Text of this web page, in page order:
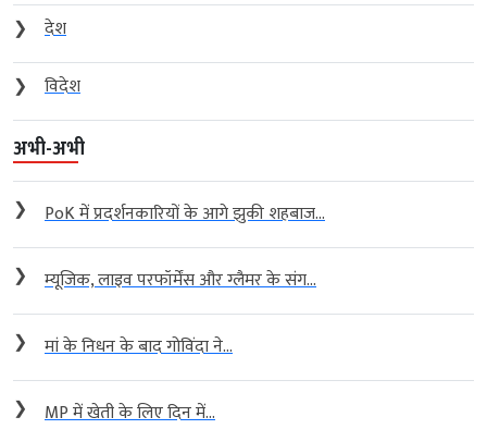
❯
देश
❯
विदेश
अभी-अभी
❯ PoK में प्रदर्शनकारियों के आगे झुकी शहबाज...
❯ म्यूजिक, लाइव परफॉर्मेंस और ग्लैमर के संग...
❯ मां के निधन के बाद गोविंदा ने...
❯ MP में खेती के लिए दिन में...